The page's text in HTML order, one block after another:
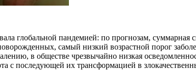
глобальной пандемией: по прогнозам,
самый низкий возрастной порог
в обществе чрезвычайно низкая
с последующей их трансформацией в